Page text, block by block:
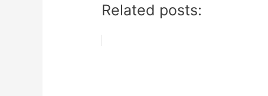
Related posts: